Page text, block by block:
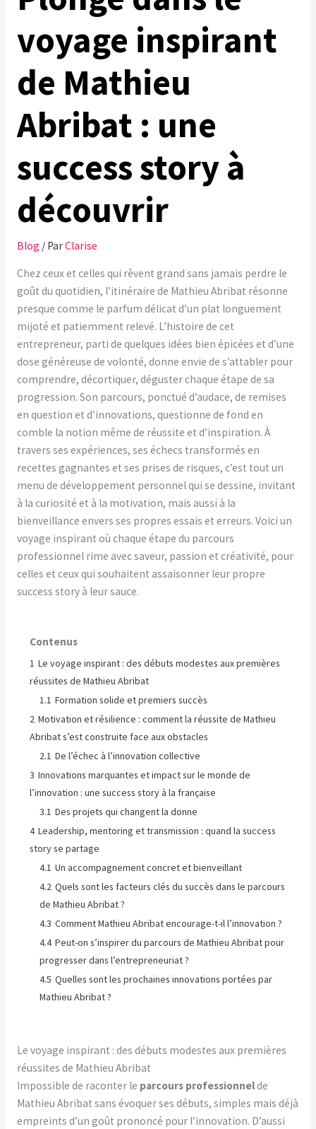
voyage inspirant
de Mathieu
Abribat : une
success story à
découvrir
Blog / ParClarise
Chez ceux et celles qui rêvent grand sans jamais perdre le
goût du quotidien, l’itinéraire de Mathieu Abribat résonne
presque comme le parfum délicat d’un plat longuement
mijoté et patiemment relevé. L’histoire de cet
entrepreneur, parti de quelques idées bien épicées et d’une
dose généreuse de volonté, donne envie de s’attabler pour
comprendre, décortiquer, déguster chaque étape de sa
progression. Son parcours, ponctué d’audace, de remises
en question et d’innovations, questionne de fond en
comble la notion même de réussite et d’inspiration. À
travers ses expériences, ses échecs transformés en
recettes gagnantes et ses prises de risques, c’est tout un
menu de développement personnel qui se dessine, invitant
à la curiosité et à la motivation, mais aussi à la
bienveillance envers ses propres essais et erreurs. Voici un
voyage inspirant où chaque étape du parcours
professionnel rime avec saveur, passion et créativité, pour
celles et ceux qui souhaitent assaisonner leur propre
success story à leur sauce.
Contenus
1 Le voyage inspirant : des débuts modestes aux premières
réussites de Mathieu Abribat
1.1 Formation solide et premiers succès
2 Motivation et résilience : comment la réussite de Mathieu
Abribat s’est construite face aux obstacles
2.1 De l’échec à l’innovation collective
3 Innovations marquantes et impact sur le monde de
l’innovation : une success story à la française
3.1 Des projets qui changent la donne
4 Leadership, mentoring et transmission : quand la success
story se partage
4.1 Un accompagnement concret et bienveillant
4.2 Quels sont les facteurs clés du succès dans le parcours
de Mathieu Abribat ?
4.3 Comment Mathieu Abribat encourage-t-il l’innovation ?
4.4 Peut-on s’inspirer du parcours de Mathieu Abribat pour
progresser dans l’entrepreneuriat ?
4.5 Quelles sont les prochaines innovations portées par
Mathieu Abribat ?
Le voyage inspirant : des débuts modestes aux premières
réussites de Mathieu Abribat
Impossible de raconter le parcours professionnelde
Mathieu Abribat sans évoquer ses débuts, simples mais déjà
empreints d’un goût prononcé pour l’innovation. D’aussi